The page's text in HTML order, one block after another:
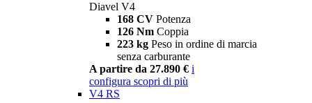
Diavel V4
168 CV Potenza
126 Nm Coppia
223 kg Peso in ordine di marcia
senza carburante
A partire da 27.890 € i
configura scopri di più
V4 RS